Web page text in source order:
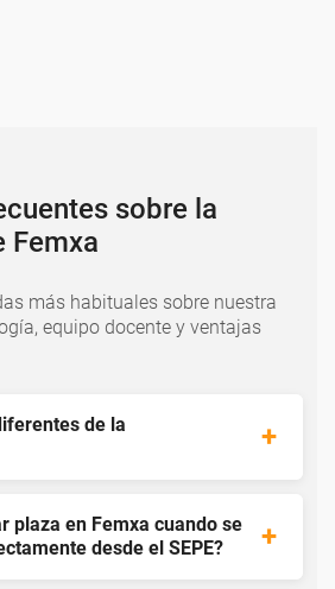
sobre la
Femxa
más habituales sobre nuestra
equipo docente y ventajas
de la
plaza en Femxa cuando se
desde el SEPE?